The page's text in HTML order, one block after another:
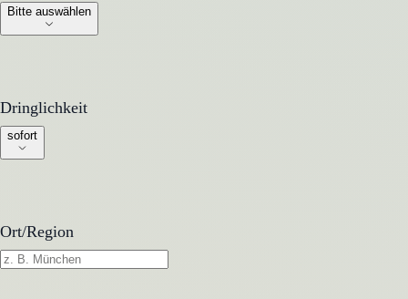
Bitte auswählen
Dringlichkeit
Dringlichkeit
sofort
Ort/Region